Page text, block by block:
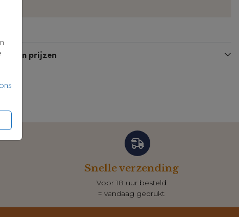
ons
en prijzen
Snelle verzending
Voor 18 uur besteld
= vandaag gedrukt